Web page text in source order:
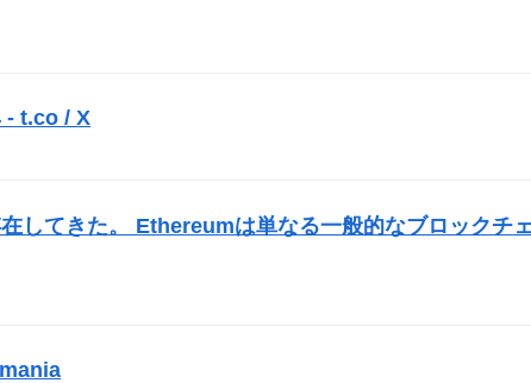
- t.co / X
してきた。 Ethereumは単なる一般的なブロックチ